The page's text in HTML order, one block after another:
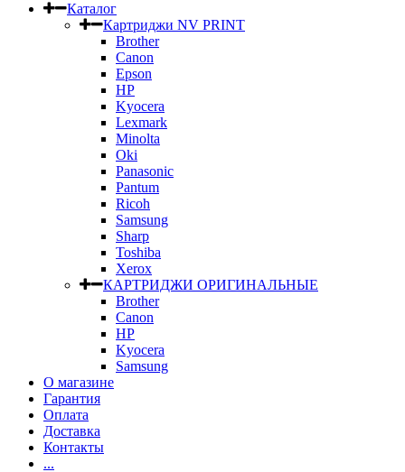
Каталог
Картриджи NV PRINT
Brother
Canon
Epson
HP
Kyocera
Lexmark
Minolta
Oki
Panasonic
Pantum
Ricoh
Samsung
Sharp
Toshiba
Xerox
КАРТРИДЖИ ОРИГИНАЛЬНЫЕ
Brother
Canon
HP
Kyocera
Samsung
О магазине
Гарантия
Оплата
Доставка
Контакты
...